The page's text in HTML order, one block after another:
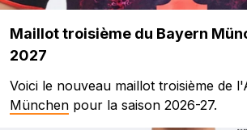
Maillot troisième du Bayern
2027
Voici le nouveau maillot troisième de
München pour la saison 2026-27.